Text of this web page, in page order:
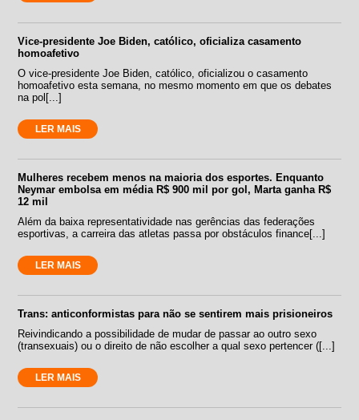
Vice-presidente Joe Biden, católico, oficializa casamento
homoafetivo
O vice-presidente Joe Biden, católico, oficializou o casamento
homoafetivo esta semana, no mesmo momento em que os debates
na pol[...]
LER MAIS
Mulheres recebem menos na maioria dos esportes. Enquanto
Neymar embolsa em média R$ 900 mil por gol, Marta ganha R$
12 mil
Além da baixa representatividade nas gerências das federações
esportivas, a carreira das atletas passa por obstáculos finance[...]
LER MAIS
Trans: anticonformistas para não se sentirem mais prisioneiros
Reivindicando a possibilidade de mudar de passar ao outro sexo
(transexuais) ou o direito de não escolher a qual sexo pertencer ([...]
LER MAIS